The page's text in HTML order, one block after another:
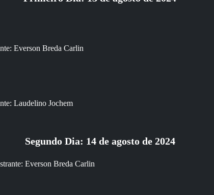
Everson Breda Carlin
Laudelino Jochem
Segundo Dia: 14 de agosto de 2024
Everson Breda Carlin